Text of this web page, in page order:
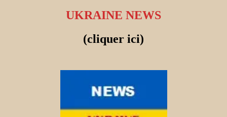
UKRAINE NEWS
(cliquer ici)